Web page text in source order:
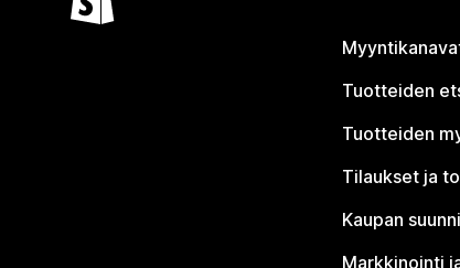
Tuotteiden
Tuotteiden
Tilaukset ja
Kaupan
Markkinointi